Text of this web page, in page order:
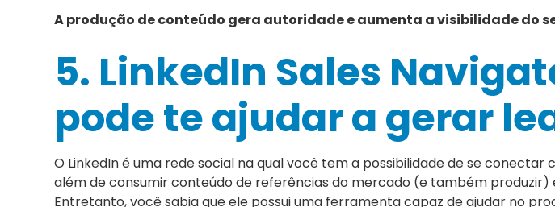
A produção de conteúdo gera autoridade e aumenta a visibilidade do
5. LinkedIn Sales
pode te ajudar a gerar
O LinkedIn é uma rede social na qual você tem a possibilidade de se
além de consumir conteúdo de referências do mercado (e também
Entretanto, você sabia que ele possui uma ferramenta capaz de ajudar no